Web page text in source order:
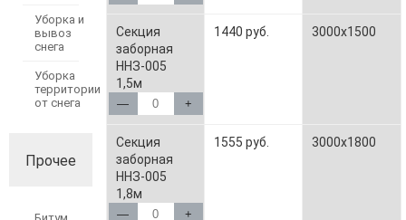
Уборка и
вывоз
снега
Уборка
территории
от снега
Прочее
Секция
заборная
ННЗ-005
1,5м
— +
1440 руб. 3000x1500
Секция
заборная
ННЗ-005
1,8м
— +
1555 руб. 3000x1800